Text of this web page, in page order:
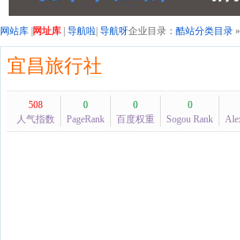
网站库 网址库 导航啦 导航呀企业目录： 酷站分类目录 »
宜昌旅行社
508
人气指数
0
PageRank
0
百度权重
0
Sogou Rank